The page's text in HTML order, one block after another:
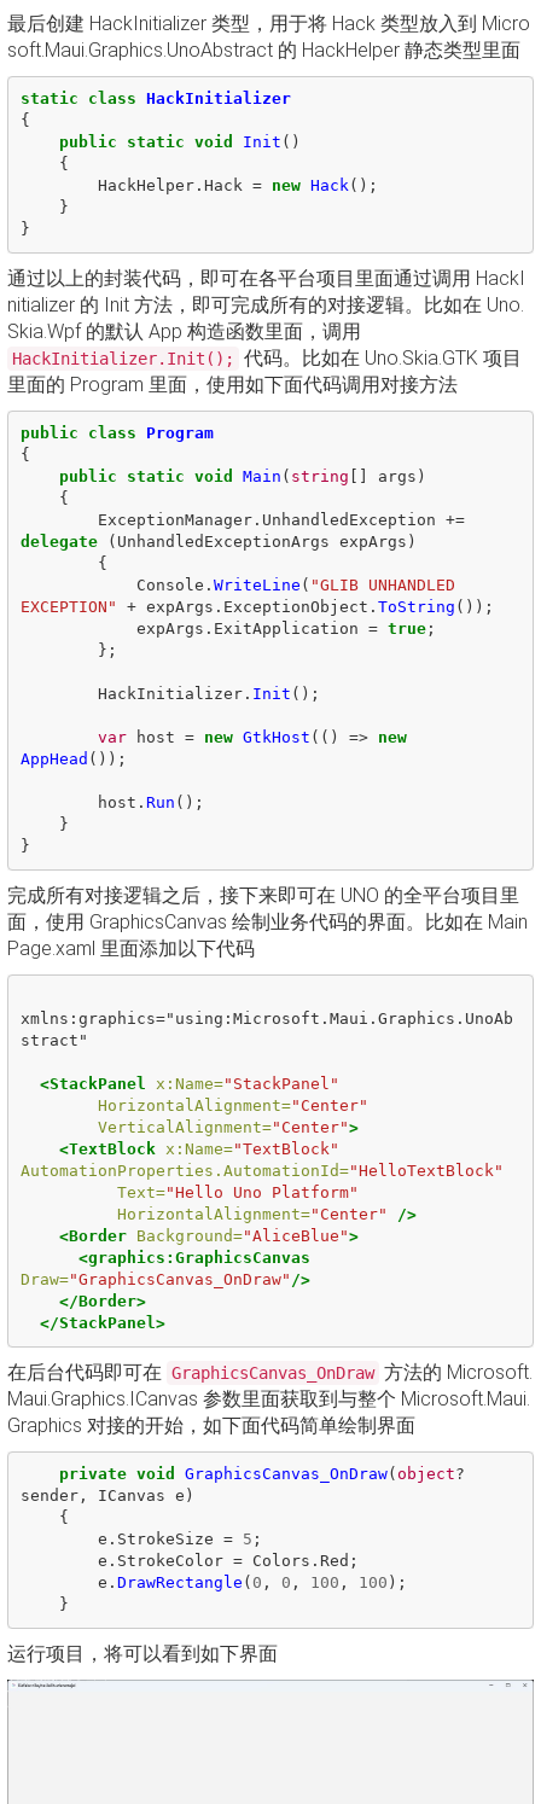
最后创建 HackInitializer 类型，用于将 Hack 类型放入到 Micro
soft.Maui.Graphics.UnoAbstract 的 HackHelper 静态类型里面
static class HackInitializer
{
public
static void Init ()
{
HackHelper. Hack = new Hack();
}
}
通过以上的封装代码，即可在各平台项目里面通过调用 HackI
nitializer 的 Init 方法，即可完成所有的对接逻辑。比如在 Uno.
Skia.Wpf 的默认 App 构造函数里面，调用
HackInitializer.Init();
代码。比如在 Uno.Skia.GTK 项目
里面的 Program 里面，使用如下面代码调用对接方法
public class
Program
{
public
static void Main ( string args )
{
ExceptionManager. UnhandledException +=
delegate
( UnhandledExceptionArgs expArgs )
{
Console . WriteLine ( "GLIB UNHANDLED
EXCEPTION"
+ expArgs . ExceptionObject . ToString ());
expArgs . ExitApplication = true;
};
HackInitializer. Init ();
var host = new GtkHost (() =>
new
AppHead ());
host . Run ();
}
}
完成所有对接逻辑之后，接下来即可在 UNO 的全平台项目里
面，使用 GraphicsCanvas 绘制业务代码的界面。比如在 Main
Page.xaml 里面添加以下代码
xmlns:graphics="using:Microsoft.Maui.Graphics.UnoAb
stract"
<StackPanel x:Name="StackPanel"
HorizontalAlignment="Center"
VerticalAlignment="Center">
<TextBlock x:Name="TextBlock"
AutomationProperties.AutomationId="HelloTextBlock"
Text="Hello Uno Platform"
HorizontalAlignment="Center"
/>
<Border
Background="AliceBlue">
<graphics:GraphicsCanvas
Draw="GraphicsCanvas_OnDraw" />
</Border>
</StackPanel>
在后台代码即可在 GraphicsCanvas_OnDraw 方法的 Microsoft.
Maui.Graphics.ICanvas 参数里面获取到与整个 Microsoft.Maui.
Graphics 对接的开始，如下面代码简单绘制界面
private void GraphicsCanvas_OnDraw( object?
sender, ICanvas e )
{
e . StrokeSize = 5 ;
e . StrokeColor = Colors . Red ;
e . DrawRectangle ( 0 , 0 , 100 , 100 );
}
运行项目，将可以看到如下界面